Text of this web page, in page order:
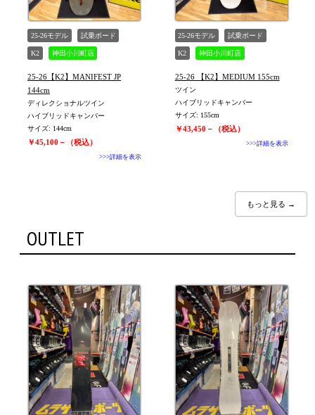
25-26モデル 試乗ボード
K2 神田小川町店
25-26【K2】MANIFEST JP
144cm
ディレクショナルツイン
ハイブリッドキャンバー
サイズ: 144cm
￥45,100－（税込）
>>>詳細を表示
25-26モデル 試乗ボード
K2 神田小川町店
25-26 【K2】MEDIUM 155cm
ツイン
ハイブリッドキャンバー
サイズ: 155cm
￥43,450－（税込）
>>>詳細を表示
もっと見る →
OUTLET